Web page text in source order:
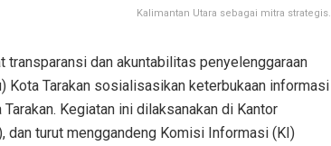
Kalimantan Utara sebagai mitra strategis.
transparansi dan akuntabilitas penyelenggaraan
Kota Tarakan sosialisasikan keterbukaan informasi
Kegiatan ini dilaksanakan di Kantor
dan turut menggandeng Komisi Informasi (KI)